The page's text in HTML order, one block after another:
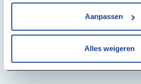
Aanpassen
Alles weigeren